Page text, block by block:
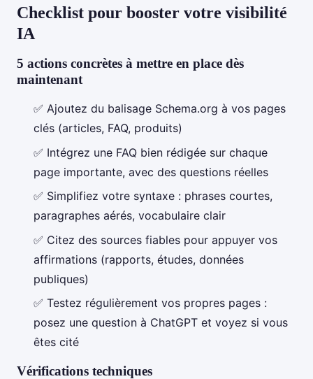
Checklist pour booster votre visibilité
IA
5 actions concrètes à mettre en place dès
maintenant
✅ Ajoutez du balisage Schema.org à vos pages
clés (articles, FAQ, produits)
✅ Intégrez une FAQ bien rédigée sur chaque
page importante, avec des questions réelles
✅ Simplifiez votre syntaxe : phrases courtes,
paragraphes aérés, vocabulaire clair
✅ Citez des sources fiables pour appuyer vos
affirmations (rapports, études, données
publiques)
✅ Testez régulièrement vos propres pages :
posez une question à ChatGPT et voyez si vous
êtes cité
Vérifications techniques